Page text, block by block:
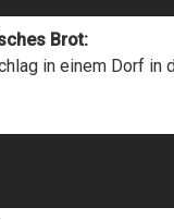
Brot:
in einem Dorf in